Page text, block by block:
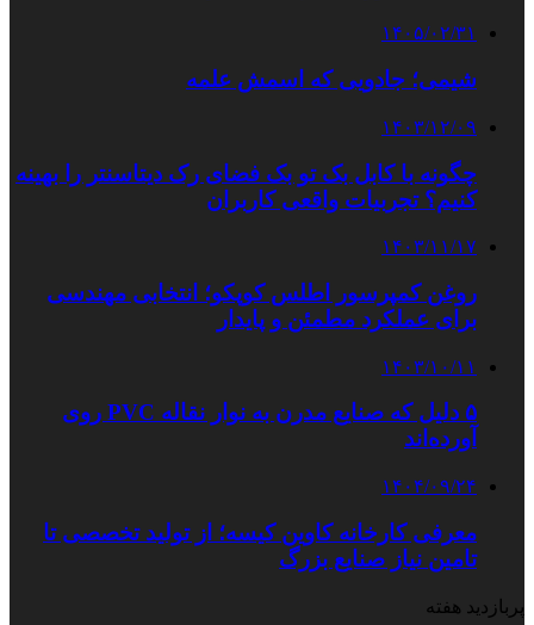
۱۴۰۵/۰۲/۳۱
شیمی؛ جادویی که اسمش علمه
۱۴۰۳/۱۲/۰۹
چگونه با کابل بک تو بک فضای رک دیتاسنتر را بهینه
کنیم؟ تجربیات واقعی کاربران
۱۴۰۳/۱۱/۱۷
روغن کمپرسور اطلس کوپکو؛ انتخابی مهندسی
برای عملکرد مطمئن و پایدار
۱۴۰۳/۱۰/۱۱
۵ دلیل که صنایع مدرن به نوار نقاله PVC روی
آورده‌اند
۱۴۰۴/۰۹/۲۴
معرفی کارخانه کاوین کیسه؛ از تولید تخصصی تا
تامین نیاز صنایع بزرگ
پربازدید هفته